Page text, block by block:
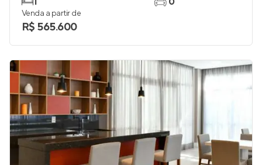
Venda a partir de
R$ 565.600